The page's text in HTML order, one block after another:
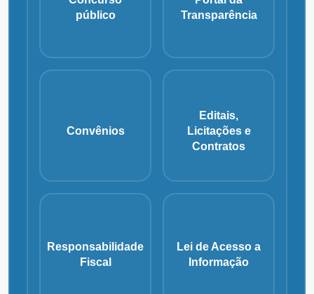
público
Transparência
Convênios
Editais,
Licitações e
Contratos
Responsabilidade
Fiscal
Lei de Acesso a
Informação